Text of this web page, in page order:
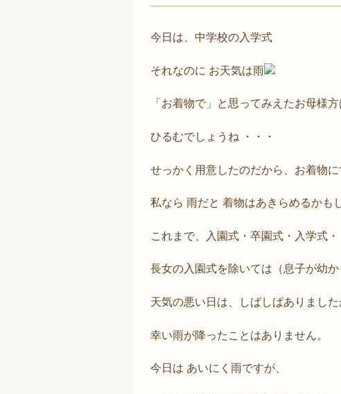
今日は、中学校の入学式
それなのに お天気は雨
「お着物で」と思ってみえたお母様方
ひるむでしょうね ・・・
せっかく用意したのだから、お着物
私なら 雨だと 着物はあきらめるかも
これまで、入園式・卒園式・入学式・
長女の入園式を除いては（息子が幼
天気の悪い日は、しばしばありました
幸い雨が降ったことはありません。
今日は あいにく雨ですが、